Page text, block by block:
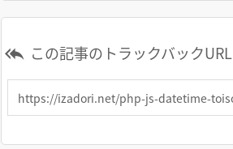
 この記事のトラックバックURL